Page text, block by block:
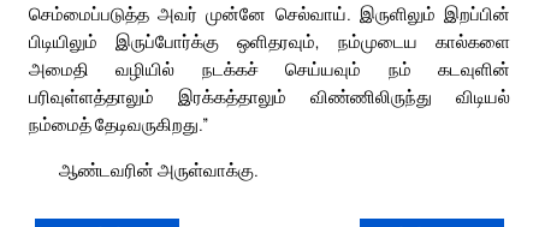
செம்மைப்படுத்த அவர் முன்னே செல்வாய். இருளிலும் இறப்பின்
பிடியிலும் இருப்போர்க்கு ஒளிதரவும், நம்முடைய கால்களை
அமைதி வழியில் நடக்கச் செய்யவும் நம் கடவுளின்
பரிவுள்ளத்தாலும் இரக்கத்தாலும் விண்ணிலிருந்து விடியல்
நம்மைத் தேடிவருகிறது.”
ஆண்டவரின் அருள்வாக்கு.